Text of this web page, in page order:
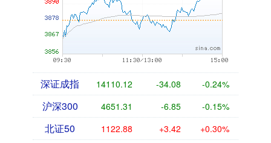
深证成指 14110.12 -34.08 -0.24%
沪深300 4651.31 -6.85 -0.15%
北证50 1122.88 +3.42 +0.30%